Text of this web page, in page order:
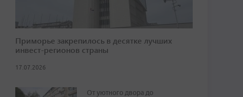
Приморье закрепилось в десятке лучших
инвест-регионов страны
17.07.2026
От уютного двора до